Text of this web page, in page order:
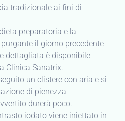
tradizionale ai fini di
preparatoria e la
il giorno precedente
dettagliata è disponibile
Clinica Sanatrix.
un clistere con aria e si
di pienezza
durerà poco.
iodato viene iniettato in